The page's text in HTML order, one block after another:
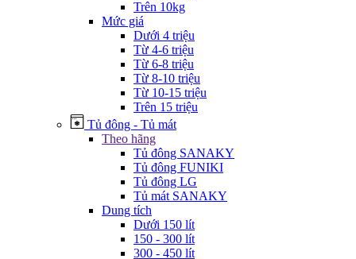
Trên 10kg
Mức giá
Dưới 4 triệu
Từ 4-6 triệu
Từ 6-8 triệu
Từ 8-10 triệu
Từ 10-15 triệu
Trên 15 triệu
Tủ đông - Tủ mát
Theo hãng
Tủ đông SANAKY
Tủ đông FUNIKI
Tủ đông LG
Tủ mát SANAKY
Dung tích
Dưới 150 lít
150 - 300 lít
300 - 450 lít